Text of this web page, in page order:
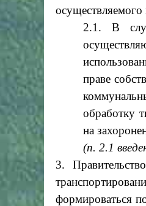
2.1. В
праве
обработку
на
(п. 2.1
3.
формироваться